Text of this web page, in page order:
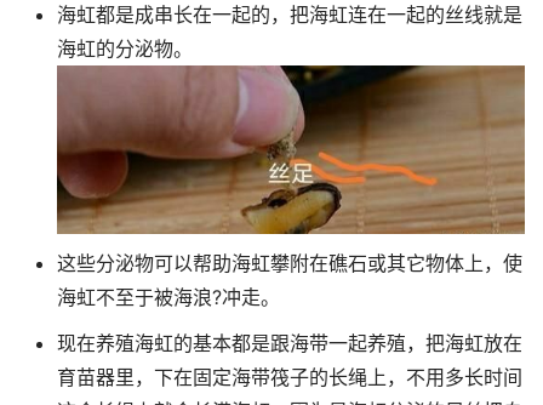
海虹都是成串长在一起的，把海虹连在一起的丝线就是
海虹的分泌物。
这些分泌物可以帮助海虹攀附在礁石或其它物体上，使
海虹不至于被海浪?冲走。
现在养殖海虹的基本都是跟海带一起养殖，把海虹放在
育苗器里，下在固定海带筏子的长绳上，不用多长时间